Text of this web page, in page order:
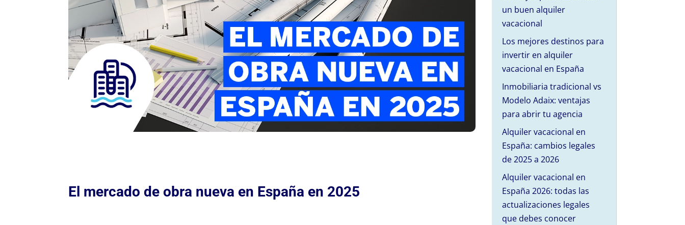
El mercado de obra nueva en España en 2025
un buen alquiler
vacacional
Los mejores destinos para
invertir en alquiler
vacacional en España
Inmobiliaria tradicional vs
Modelo Adaix: ventajas
para abrir tu agencia
Alquiler vacacional en
España: cambios legales
de 2025 a 2026
Alquiler vacacional en
España 2026: todas las
actualizaciones legales
que debes conocer